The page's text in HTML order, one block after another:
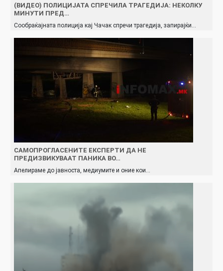
(ВИДЕО) ПОЛИЦИЈАТА СПРЕЧИЛА ТРАГЕДИЈА: НЕКОЛКУ
МИНУТИ ПРЕД…
Сообраќајната полиција кај Чачак спречи трагедија, запирајќи…
САМОПРОГЛАСЕНИТЕ ЕКСПЕРТИ ДА НЕ
ПРЕДИЗВИКУВААТ ПАНИКА ВО…
Апелираме до јавноста, медиумите и оние кои…